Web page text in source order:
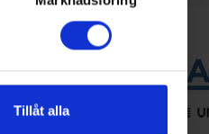
Tillåt alla